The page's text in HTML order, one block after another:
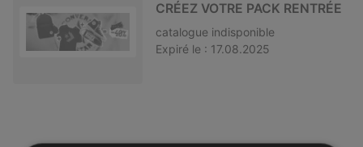
CRÉEZ VOTRE PACK RENTRÉE
catalogue indisponible
Expiré le : 17.08.2025